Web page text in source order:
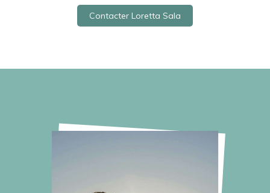
Contacter Loretta Sala